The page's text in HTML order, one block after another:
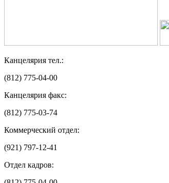
Канцелярия тел.:
(812) 775-04-00
Канцелярия факс:
(812) 775-03-74
Коммерческий отдел:
(921) 797-12-41
Отдел кадров: